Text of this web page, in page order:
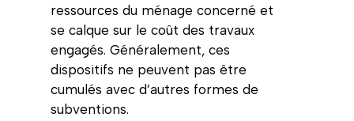
ressources du ménage concerné et
se calque sur le coût des travaux
engagés. Généralement, ces
dispositifs ne peuvent pas être
cumulés avec d’autres formes de
subventions.